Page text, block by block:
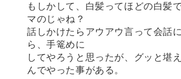
もしかして、白髪ってほどの白髪
マのじゃね？
話しかけたらアウアウ言って会話
ら、手篭めに
してやろうと思ったが、グッと堪
んでやった事がある。